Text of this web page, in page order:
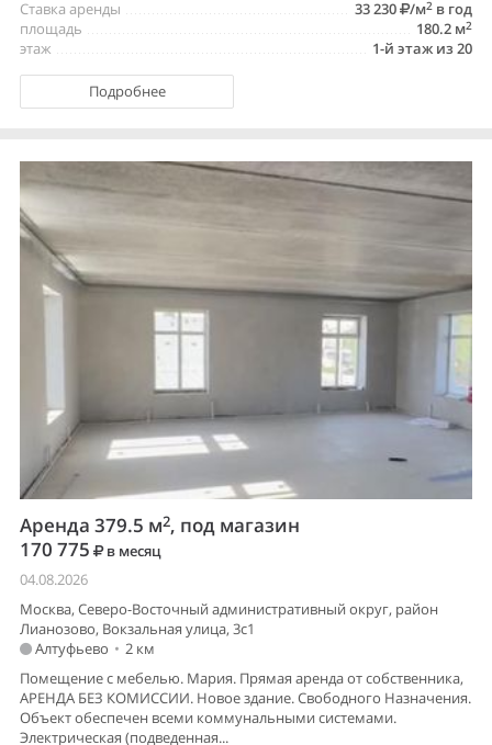
33 230
/м2 в год
Ставка аренды
180.2 м2
площадь
1-й этаж из 20
этаж
Подробнее
Аренда 379.5 м2, под магазин
170 775
в месяц
04.08.2026
Москва, Северо-Восточный административный округ, район
Лианозово, Вокзальная улица, 3с1
Алтуфьево • 2 км
Помещение с мебелью. Мария. Прямая аренда от собственника,
АРЕНДА БЕЗ КОМИССИИ. Новое здание. Свободного Назначения.
Объект обеспечен всеми коммунальными системами.
Электрическая (подведенная...